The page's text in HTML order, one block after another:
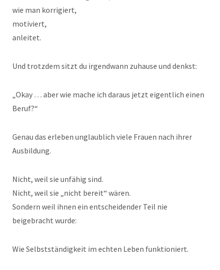
wie man korrigiert,
motiviert,
anleitet.
Und trotzdem sitzt du irgendwann zuhause und denkst:
„Okay … aber wie mache ich daraus jetzt eigentlich einen
Beruf?“
Genau das erleben unglaublich viele Frauen nach ihrer
Ausbildung.
Nicht, weil sie unfähig sind.
Nicht, weil sie „nicht bereit“ wären.
Sondern weil ihnen ein entscheidender Teil nie
beigebracht wurde:
Wie Selbstständigkeit im echten Leben funktioniert.